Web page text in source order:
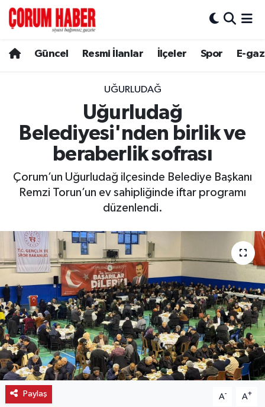
Güncel Resmi İlanlar İlçeler Spor E-
UĞURLUDAĞ
Uğurludağ
Belediyesi'nden birlik ve
beraberlik sofrası
Çorum’un Uğurludağ ilçesinde Belediye Başkanı
Remzi Torun’un ev sahipliğinde iftar programı
düzenlendi.
Paylaş A- A+
Spor
Resmi İlanlar
Alaca
Boğazkale
İskilip
Kargı
Laçin
Mecitözü
Oğuzlar
Hava Durumu
Çorum Namaz Vakitleri
Trafik Durumu
Tüm Manşetler
Haber Arşivi